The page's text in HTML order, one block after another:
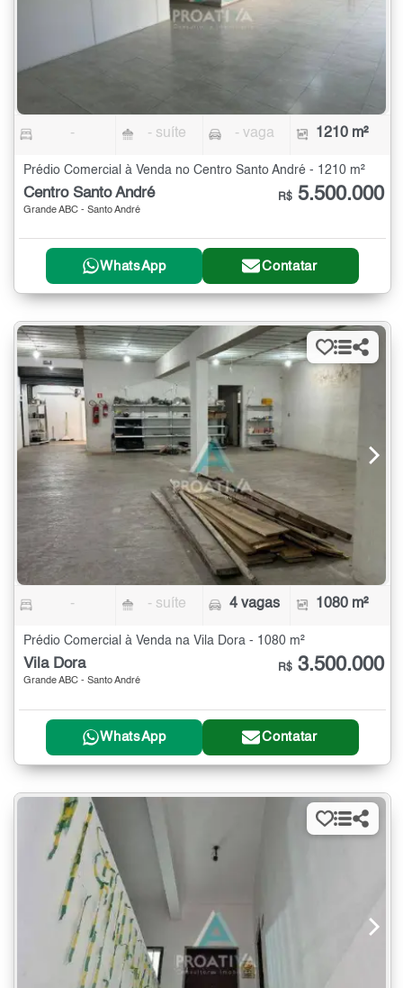
- - suíte - vaga 1210 m²
Prédio Comercial à Venda no Centro Santo André - 1210 m²
Centro Santo André
Grande ABC - Santo André
R$ 5.500.000
WhatsApp Contatar
- - suíte 4 vagas 1080 m²
Prédio Comercial à Venda na Vila Dora - 1080 m²
Vila Dora
Grande ABC - Santo André
R$ 3.500.000
WhatsApp Contatar